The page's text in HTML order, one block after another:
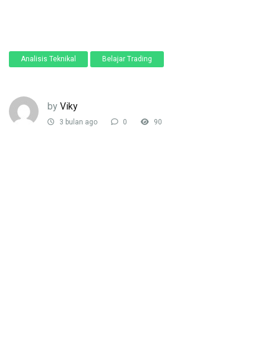
Analisis Teknikal Belajar Trading
by Viky
3 bulan ago 0 90